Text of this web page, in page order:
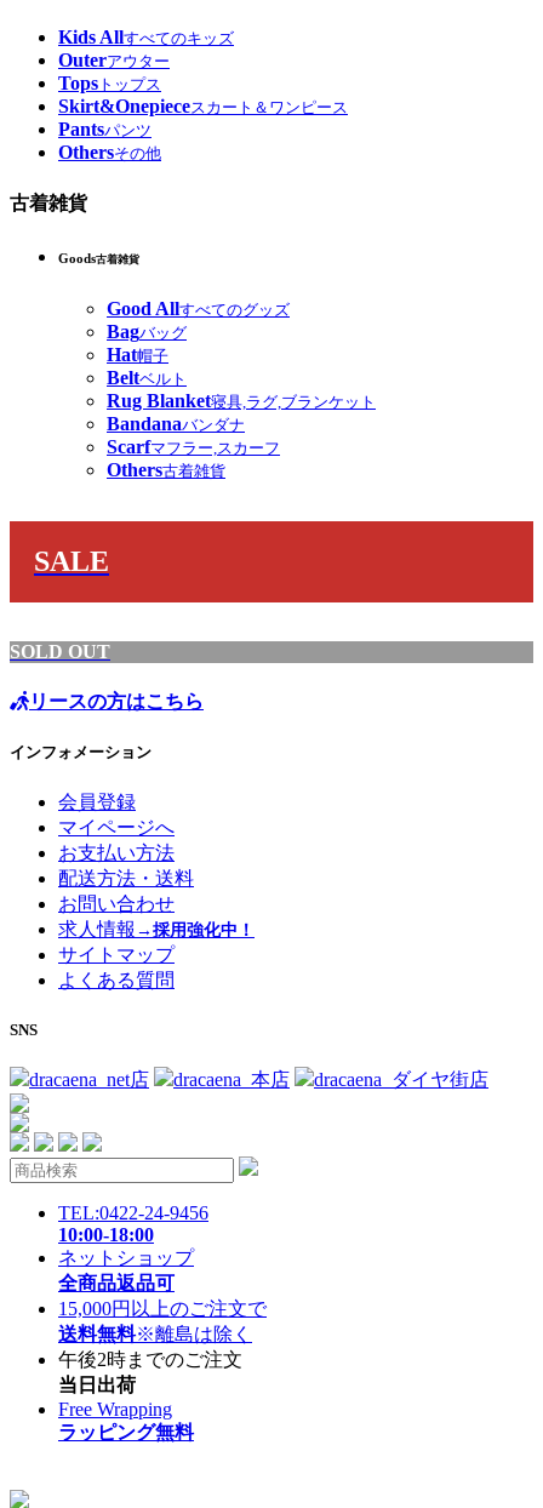
Kids Allすべてのキッズ
Outerアウター
Tops トップス
Skirt&Onepieceスカート＆ワンピース
Pantsパンツ
Othersその他
古着雑貨
Goods古着雑貨
Good Allすべてのグッズ
Bagバッグ
Hat帽子
Beltベルト
Rug Blanket寝具,ラグ,ブランケット
Bandanaバンダナ
Scarfマフラー,スカーフ
Others古着雑貨
SALE
SOLD OUT
リースの方はこちら
インフォメーション
会員登録
マイページへ
お支払い方法
配送方法・送料
お問い合わせ
求人情報 →採用強化中！
サイトマップ
よくある質問
SNS
dracaena_net店 dracaena_本店 dracaena_ダイヤ街店
TEL:0422-24-9456
10:00-18:00
ネットショップ
全商品返品可
15,000円以上のご注文で
送料無料※離島は除く
午後2時までのご注文
当日出荷
Free Wrapping
ラッピング無料